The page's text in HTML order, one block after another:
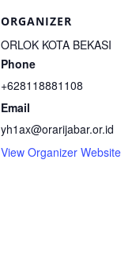
ORGANIZER
ORLOK KOTA BEKASI
Phone
+628118881108
Email
yh1ax@orarijabar.or.id
View Organizer Website